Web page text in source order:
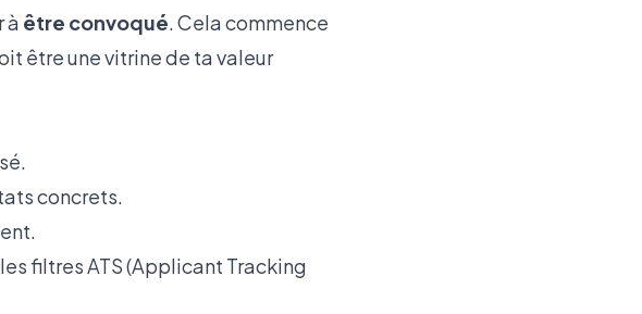
à être convoqué. Cela commence
être une vitrine de ta valeur
concrets.
filtres ATS (Applicant Tracking